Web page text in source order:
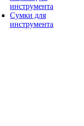
инструмента
Сумки для
инструмента